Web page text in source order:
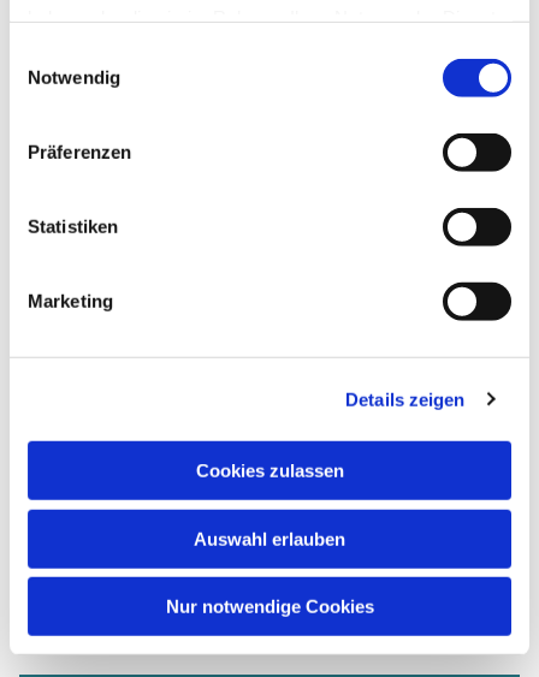
Notwendig
Präferenzen
Statistiken
Marketing
Details zeigen
Cookies zulassen
Auswahl erlauben
Nur notwendige Cookies
Pfarrer Björn-Christoph Sellin-
Reschkefür alle Interessierten, Laien und Tanz-
schnuppern!
Tanz-Einheit, eine halbe Stunde in
der Pauluskirche nach dem Gottesdienst in der